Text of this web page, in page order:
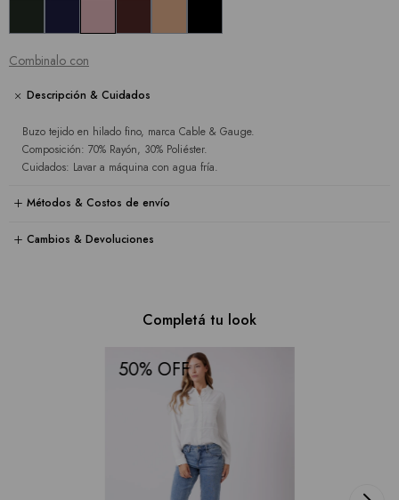
Combinalo con
Descripción & Cuidados
Buzo tejido en hilado fino, marca Cable & Gauge.
Composición: 70% Rayón, 30% Poliéster.
Cuidados: Lavar a máquina con agua fría.
Métodos & Costos de envío
Cambios & Devoluciones
Completá tu look
50